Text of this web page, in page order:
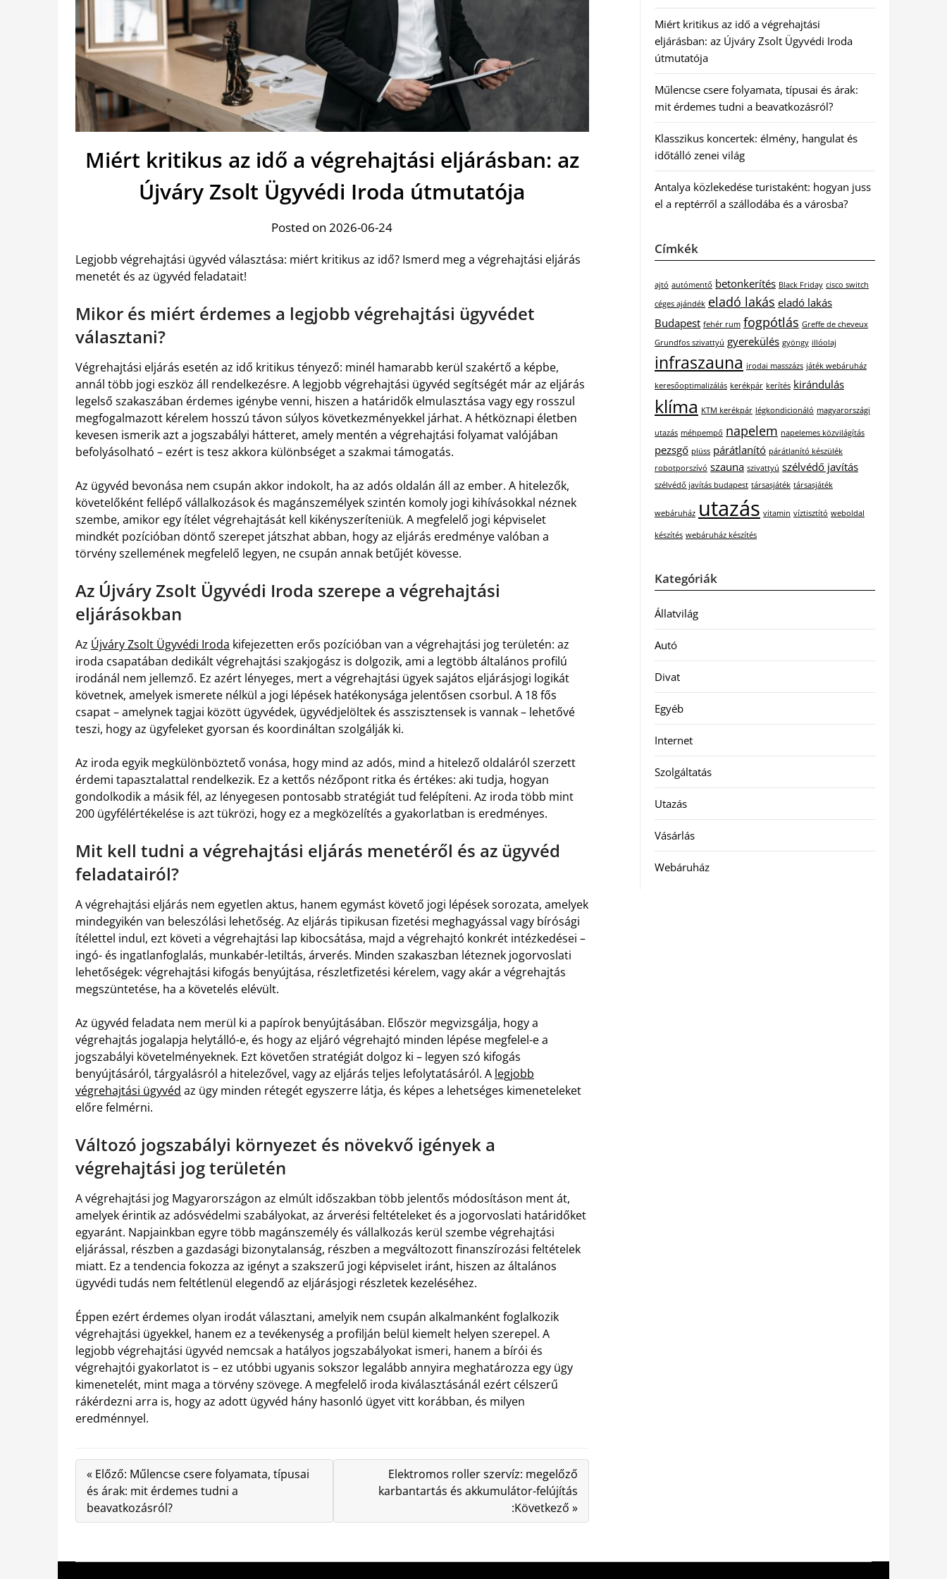
Miért kritikus az idő a végrehajtási eljárásban: az
Újváry Zsolt Ügyvédi Iroda útmutatója
Posted on 2026-06-24
Legjobb végrehajtási ügyvéd választása: miért kritikus az idő? Ismerd meg a végrehajtási eljárás
menetét és az ügyvéd feladatait!
Mikor és miért érdemes a legjobb végrehajtási ügyvédet
választani?
Végrehajtási eljárás esetén az idő kritikus tényező: minél hamarabb kerül szakértő a képbe,
annál több jogi eszköz áll rendelkezésre. A legjobb végrehajtási ügyvéd segítségét már az eljárás
legelső szakaszában érdemes igénybe venni, hiszen a határidők elmulasztása vagy egy rosszul
megfogalmazott kérelem hosszú távon súlyos következményekkel járhat. A hétköznapi életben
kevesen ismerik azt a jogszabályi hátteret, amely mentén a végrehajtási folyamat valójában
befolyásolható – ezért is tesz akkora különbséget a szakmai támogatás.
Az ügyvéd bevonása nem csupán akkor indokolt, ha az adós oldalán áll az ember. A hitelezők,
követelőként fellépő vállalkozások és magánszemélyek szintén komoly jogi kihívásokkal néznek
szembe, amikor egy ítélet végrehajtását kell kikényszeríteniük. A megfelelő jogi képviselet
mindkét pozícióban döntő szerepet játszhat abban, hogy az eljárás eredménye valóban a
törvény szellemének megfelelő legyen, ne csupán annak betűjét kövesse.
Az Újváry Zsolt Ügyvédi Iroda szerepe a végrehajtási
eljárásokban
Az Újváry Zsolt Ügyvédi Iroda kifejezetten erős pozícióban van a végrehajtási jog területén: az
iroda csapatában dedikált végrehajtási szakjogász is dolgozik, ami a legtöbb általános profilú
irodánál nem jellemző. Ez azért lényeges, mert a végrehajtási ügyek sajátos eljárásjogi logikát
követnek, amelyek ismerete nélkül a jogi lépések hatékonysága jelentősen csorbul. A 18 fős
csapat – amelynek tagjai között ügyvédek, ügyvédjelöltek és asszisztensek is vannak – lehetővé
teszi, hogy az ügyfeleket gyorsan és koordináltan szolgálják ki.
Az iroda egyik megkülönböztető vonása, hogy mind az adós, mind a hitelező oldaláról szerzett
érdemi tapasztalattal rendelkezik. Ez a kettős nézőpont ritka és értékes: aki tudja, hogyan
gondolkodik a másik fél, az lényegesen pontosabb stratégiát tud felépíteni. Az iroda több mint
200 ügyfélértékelése is azt tükrözi, hogy ez a megközelítés a gyakorlatban is eredményes.
Mit kell tudni a végrehajtási eljárás menetéről és az ügyvéd
feladatairól?
A végrehajtási eljárás nem egyetlen aktus, hanem egymást követő jogi lépések sorozata, amelyek
mindegyikén van beleszólási lehetőség. Az eljárás tipikusan fizetési meghagyással vagy bírósági
ítélettel indul, ezt követi a végrehajtási lap kibocsátása, majd a végrehajtó konkrét intézkedései –
ingó- és ingatlanfoglalás, munkabér-letiltás, árverés. Minden szakaszban léteznek jogorvoslati
lehetőségek: végrehajtási kifogás benyújtása, részletfizetési kérelem, vagy akár a végrehajtás
megszüntetése, ha a követelés elévült.
Az ügyvéd feladata nem merül ki a papírok benyújtásában. Először megvizsgálja, hogy a
végrehajtás jogalapja helytálló-e, és hogy az eljáró végrehajtó minden lépése megfelel-e a
jogszabályi követelményeknek. Ezt követően stratégiát dolgoz ki – legyen szó kifogás
benyújtásáról, tárgyalásról a hitelezővel, vagy az eljárás teljes lefolytatásáról. A legjobb
végrehajtási ügyvéd az ügy minden rétegét egyszerre látja, és képes a lehetséges kimeneteleket
előre felmérni.
Változó jogszabályi környezet és növekvő igények a
végrehajtási jog területén
A végrehajtási jog Magyarországon az elmúlt időszakban több jelentős módosításon ment át,
amelyek érintik az adósvédelmi szabályokat, az árverési feltételeket és a jogorvoslati határidőket
egyaránt. Napjainkban egyre több magánszemély és vállalkozás kerül szembe végrehajtási
eljárással, részben a gazdasági bizonytalanság, részben a megváltozott finanszírozási feltételek
miatt. Ez a tendencia fokozza az igényt a szakszerű jogi képviselet iránt, hiszen az általános
ügyvédi tudás nem feltétlenül elegendő az eljárásjogi részletek kezeléséhez.
Éppen ezért érdemes olyan irodát választani, amelyik nem csupán alkalmanként foglalkozik
végrehajtási ügyekkel, hanem ez a tevékenység a profilján belül kiemelt helyen szerepel. A
legjobb végrehajtási ügyvéd nemcsak a hatályos jogszabályokat ismeri, hanem a bírói és
végrehajtói gyakorlatot is – ez utóbbi ugyanis sokszor legalább annyira meghatározza egy ügy
kimenetelét, mint maga a törvény szövege. A megfelelő iroda kiválasztásánál ezért célszerű
rákérdezni arra is, hogy az adott ügyvéd hány hasonló ügyet vitt korábban, és milyen
eredménnyel.
« Előző: Műlencse csere folyamata, típusai
és árak: mit érdemes tudni a
beavatkozásról?
Elektromos roller szervíz: megelőző
karbantartás és akkumulátor-felújítás
:Következő »
Miért kritikus az idő a végrehajtási
eljárásban: az Újváry Zsolt Ügyvédi Iroda
útmutatója
Műlencse csere folyamata, típusai és árak:
mit érdemes tudni a beavatkozásról?
Klasszikus koncertek: élmény, hangulat és
időtálló zenei világ
Antalya közlekedése turistaként: hogyan juss
el a reptérről a szállodába és a városba?
Címkék
ajtó autómentő betonkerítés Black Friday cisco switch
céges ajándék eladó lakás eladó lakás
Budapest fehér rum fogpótlás Greffe de cheveux
Grundfos szivattyú gyerekülés gyöngy illóolaj
infraszauna irodai masszázs játék webáruház
keresőoptimalizálás kerékpár kerítés kirándulás
klíma KTM kerékpár légkondicionáló magyarországi
utazás méhpempő napelem napelemes közvilágítás
pezsgő plüss párátlanító párátlanító készülék
robotporszívó szauna szivattyú szélvédő javítás
szélvédő javítás budapest társasjáték társasjáték
webáruház utazás vitamin víztisztító weboldal
készítés webáruház készítés
Kategóriák
Állatvilág
Autó
Divat
Egyéb
Internet
Szolgáltatás
Utazás
Vásárlás
Webáruház